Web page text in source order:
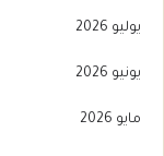
يوليو 2026
يونيو 2026
مايو 2026